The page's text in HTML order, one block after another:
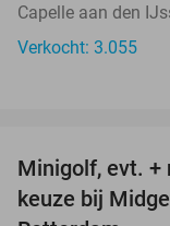
Capelle aan den
Verkocht: 3.055
Minigolf, evt. +
keuze bij